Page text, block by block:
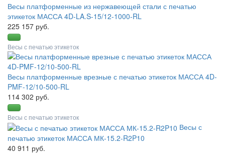
Весы платформенные из нержавеющей стали с печатью
этикеток МАССА 4D-LA.S-15/12-1000-RL
225 157 руб.
Весы с печатью этикеток
Весы платформенные врезные с печатью этикеток МАССА 4D-
PMF-12/10-500-RL
114 302 руб.
Весы с печатью этикеток
Весы с
печатью этикеток МАССА МК-15.2-R2P10
40 911 руб.